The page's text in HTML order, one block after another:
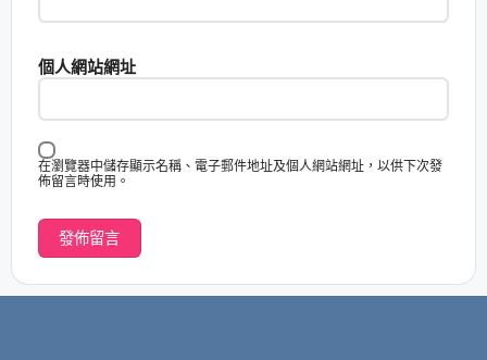
個人網站網址
在瀏覽器中儲存顯示名稱、電子郵件地址及個人網站網址，以供下次發
佈留言時使用。